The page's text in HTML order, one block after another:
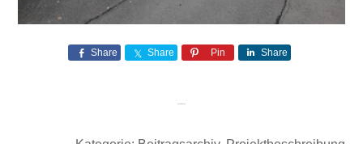
Share Share Pin Share